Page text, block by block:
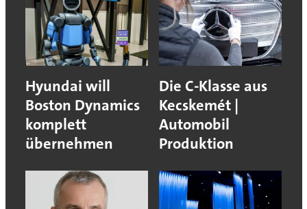
Hyundai will
Boston Dynamics
komplett
übernehmen
Die C-Klasse aus
Kecskemét |
Automobil
Produktion